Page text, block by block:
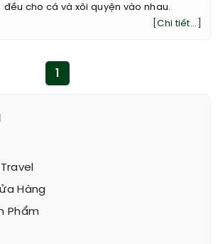
đều cho cá và xôi quyện vào nhau.
[Chi tiết...]
Hàng
Phẩm